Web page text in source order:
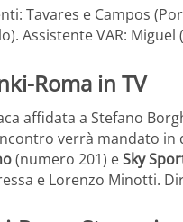
Tavares e Campos
Assistente VAR: Miguel
Roma in TV
affidata a Stefano
verrà mandato in
(numero 201) eSky
e Lorenzo Minotti.